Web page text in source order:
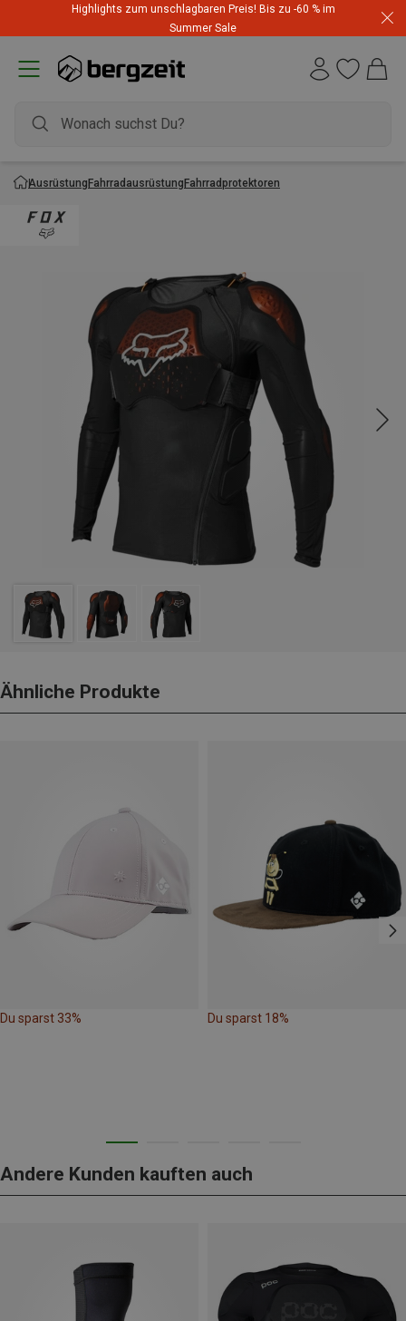
Highlights zum unschlagbaren Preis! Bis zu -60 % im
Summer Sale
AusrüstungFahrradausrüstungFahrradprotektoren
Ähnliche Produkte
Du sparst 33% Du sparst 18%
Andere Kunden kauften auch